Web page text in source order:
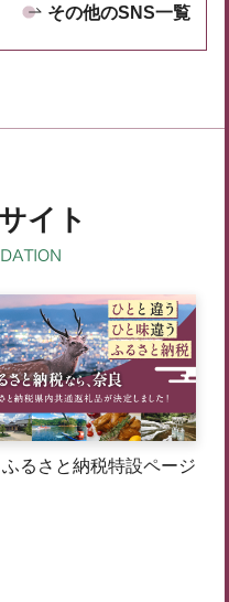
その他のSNS一覧
イト
ふるさと納税特設ページ